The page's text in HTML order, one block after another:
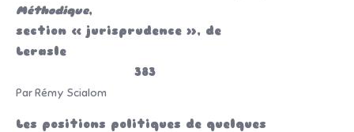
Méthodique,
section « jurisprudence », de
Lerasle
383
Par Rémy Scialom
Les positions politiques de quelques